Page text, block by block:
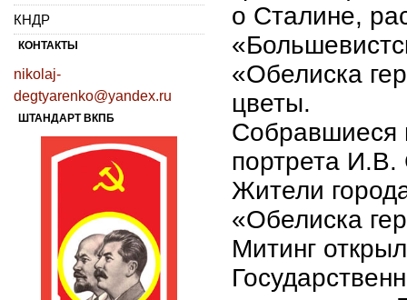
о Сталине,
«Обелиска
цветы.
Собравшиеся
портрета
Жители
«Обелиска
Митинг
КНДР
КОНТАКТЫ
nikolaj-
degtyarenko@yandex.ru
ШТАНДАРТ ВКПБ